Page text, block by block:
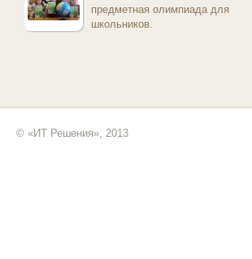
предметная олимпиада для
школьников.
© «ИТ Решения», 2013